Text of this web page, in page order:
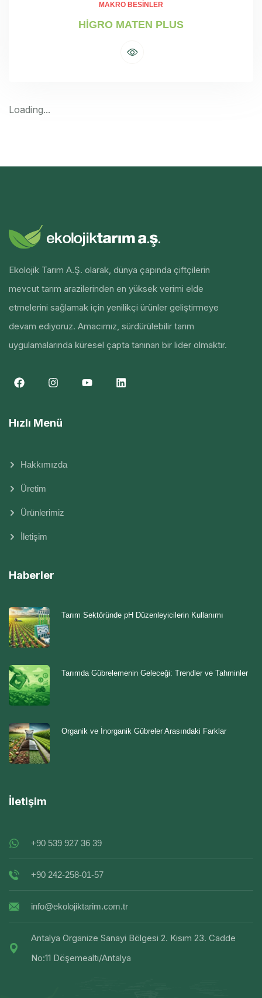
MAKRO BESINLER
HİGRO MATEN PLUS
Loading...
Ekolojik Tarım A.Ş. olarak, dünya çapında çiftçilerin
mevcut tarım arazilerinden en yüksek verimi elde
etmelerini sağlamak için yenilikçi ürünler geliştirmeye
devam ediyoruz. Amacımız, sürdürülebilir tarım
uygulamalarında küresel çapta tanınan bir lider olmaktır.
Hızlı Menü
Hakkımızda
Üretim
Ürünlerimiz
İletişim
Haberler
Tarım Sektöründe pH Düzenleyicilerin Kullanımı
Tarımda Gübrelemenin Geleceği: Trendler ve Tahminler
Organik ve İnorganik Gübreler Arasındaki Farklar
İletişim
+90 539 927 36 39
+90 242-258-01-57
info@ekolojiktarim.com.tr
Antalya Organize Sanayi Bölgesi 2. Kısım 23. Cadde
No:11 Döşemealtı/Antalya